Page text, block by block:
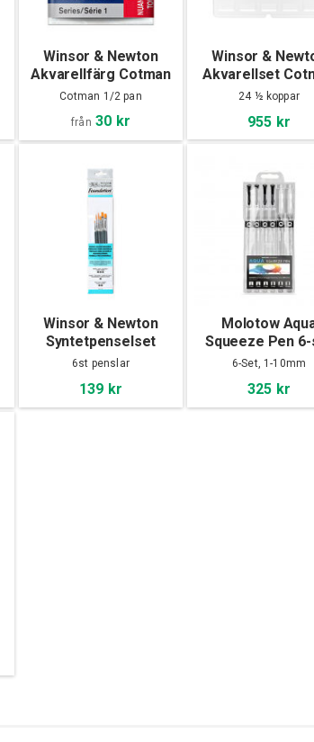
Winsor & Newton
Akvarellfärg Cotman
1/2-kopp
Cotman 1/2 pan
från 30 kr
Winsor &
Akvarellset
sketchers metal
24 ½ koppar
955 kr
Winsor & Newton
Syntetpenselset
Foundation Akvarell
6st penslar
139 kr
Molotow
Squeeze Pen
6-Set, 1-10mm
325 kr